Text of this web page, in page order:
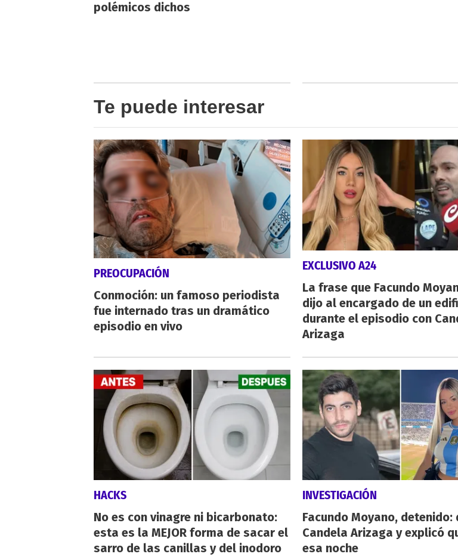
polémicos dichos
Te puede interesar
PREOCUPACIÓN
Conmoción: un famoso periodista
fue internado tras un dramático
episodio en vivo
EXCLUSIVO A24
La frase que Facundo
dijo al encargado de un
durante el episodio con
Arizaga
HACKS
No es con vinagre ni bicarbonato:
esta es la MEJOR forma de sacar el
sarro de las canillas y del inodoro
INVESTIGACIÓN
Facundo Moyano, detenido:
Candela Arizaga y explicó
esa noche